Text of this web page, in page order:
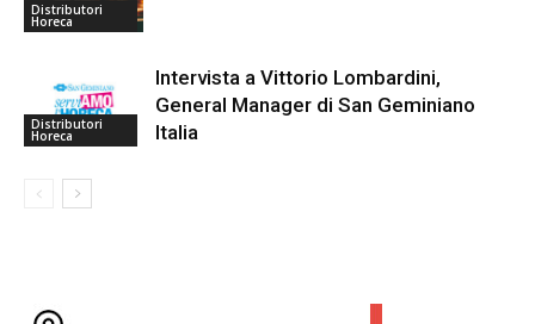
Distributori
Horeca
Distributori
Horeca
Intervista a Vittorio Lombardini,
General Manager di San Geminiano
Italia